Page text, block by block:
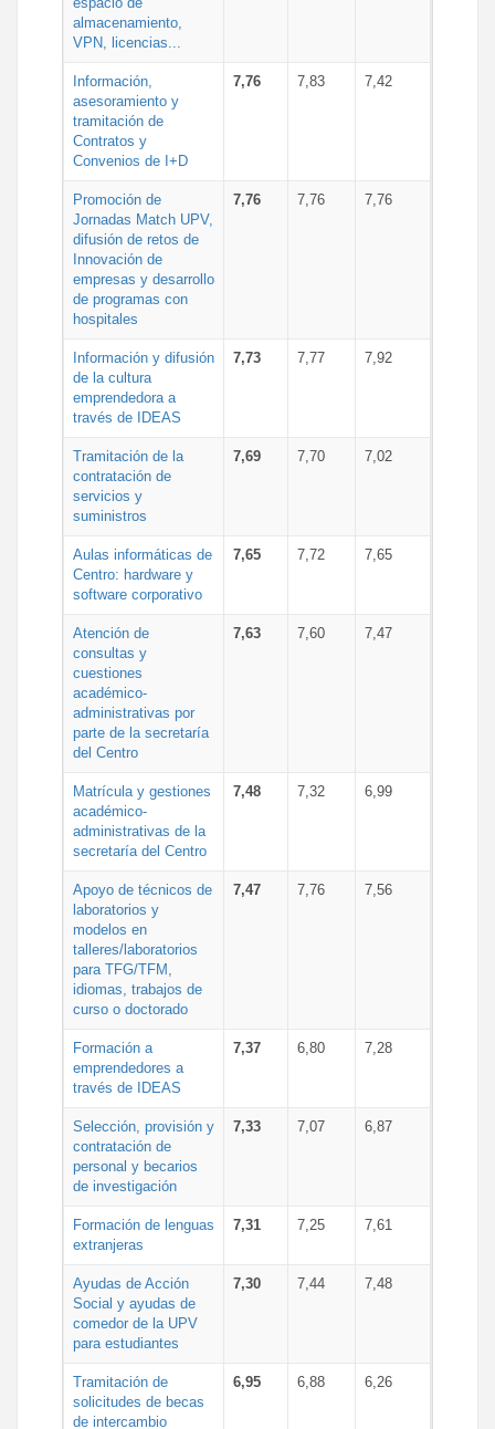
almacenamiento,
VPN, licencias...
Información,
asesoramiento y
tramitación de
Contratos y
Convenios de I+D
7,76 7,83 7,42
Promoción de
Jornadas Match UPV,
difusión de retos de
Innovación de
empresas y desarrollo
de programas con
hospitales
7,76 7,76 7,76
Información y difusión
de la cultura
emprendedora a
través de IDEAS
7,73 7,77 7,92
Tramitación de la
contratación de
servicios y
suministros
7,69 7,70 7,02
Aulas informáticas de
Centro: hardware y
software corporativo
7,65 7,72 7,65
Atención de
consultas y
cuestiones
académico-
administrativas por
parte de la secretaría
del Centro
7,63 7,60 7,47
Matrícula y gestiones
académico-
administrativas de la
secretaría del Centro
7,48 7,32 6,99
Apoyo de técnicos de
laboratorios y
modelos en
talleres/laboratorios
para TFG/TFM,
idiomas, trabajos de
curso o doctorado
7,47 7,76 7,56
Formación a
emprendedores a
través de IDEAS
7,37 6,80 7,28
Selección, provisión y
contratación de
personal y becarios
de investigación
7,33 7,07 6,87
Formación de lenguas
extranjeras
7,31 7,25 7,61
Ayudas de Acción
Social y ayudas de
comedor de la UPV
para estudiantes
7,30 7,44 7,48
Tramitación de
solicitudes de becas
de intercambio
6,95 6,88 6,26